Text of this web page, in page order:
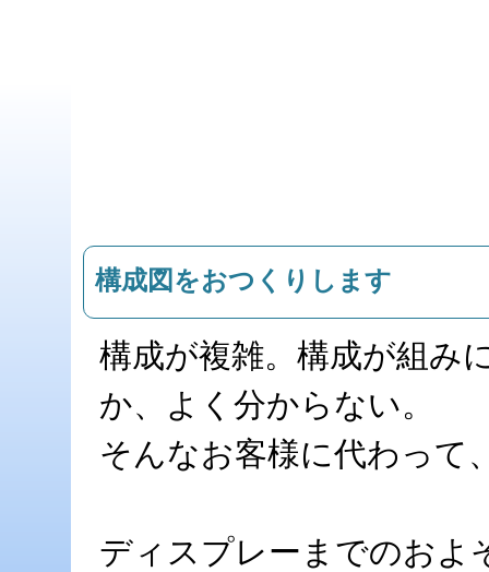
構成図をおつくりします
構成が複雑。構成が組み
か、よく分からない。
そんなお客様に代わって
ディスプレーまでのおよ